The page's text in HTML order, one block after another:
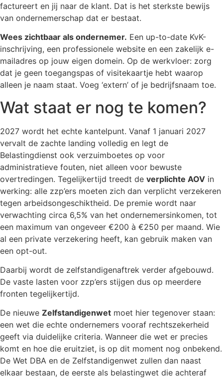
factureert en jij naar de klant. Dat is het sterkste bewijs
van ondernemerschap dat er bestaat.
Wees zichtbaar als ondernemer. Een up-to-date KvK-
inschrijving, een professionele website en een zakelijk e-
mailadres op jouw eigen domein. Op de werkvloer: zorg
dat je geen toegangspas of visitekaartje hebt waarop
alleen je naam staat. Voeg ‘extern’ of je bedrijfsnaam toe.
Wat staat er nog te komen?
2027 wordt het echte kantelpunt. Vanaf 1 januari 2027
vervalt de zachte landing volledig en legt de
Belastingdienst ook verzuimboetes op voor
administratieve fouten, niet alleen voor bewuste
overtredingen. Tegelijkertijd treedt de verplichte AOV in
werking: alle zzp’ers moeten zich dan verplicht verzekeren
tegen arbeidsongeschiktheid. De premie wordt naar
verwachting circa 6,5% van het ondernemersinkomen, tot
een maximum van ongeveer €200 à €250 per maand. Wie
al een private verzekering heeft, kan gebruik maken van
een opt-out.
Daarbij wordt de zelfstandigenaftrek verder afgebouwd.
De vaste lasten voor zzp’ers stijgen dus op meerdere
fronten tegelijkertijd.
De nieuwe Zelfstandigenwet moet hier tegenover staan:
een wet die echte ondernemers vooraf rechtszekerheid
geeft via duidelijke criteria. Wanneer die wet er precies
komt en hoe die eruitziet, is op dit moment nog onbekend.
De Wet DBA en de Zelfstandigenwet zullen dan naast
elkaar bestaan, de eerste als belastingwet die achteraf